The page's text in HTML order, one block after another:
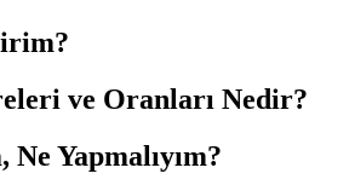
ve Oranları Nedir?
Yapmalıyım?